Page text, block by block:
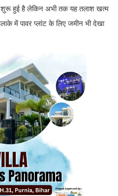
शुरू हुई है लेकिन अभी तक यह तलाश खत्म
में पावर प्लांट के लिए जमीन भी देखा